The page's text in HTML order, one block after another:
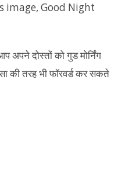
image, Good Night
अपने दोस्तों को गुड मोर्निंग
की तरह भी फॉरवर्ड कर सकते